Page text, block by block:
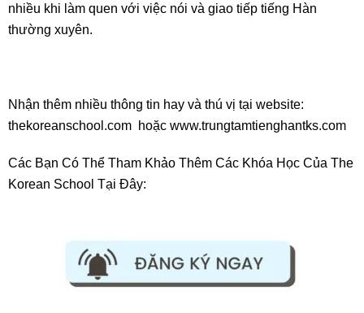
nhiều khi làm quen với việc nói và giao tiếp tiếng Hàn
thường xuyên.
Nhận thêm nhiều thông tin hay và thú vị tại website:
thekoreanschool.com hoặc www.trungtamtienghantks.com
Các Bạn Có Thể Tham Khảo Thêm Các Khóa Học Của The
Korean School Tại Đây: